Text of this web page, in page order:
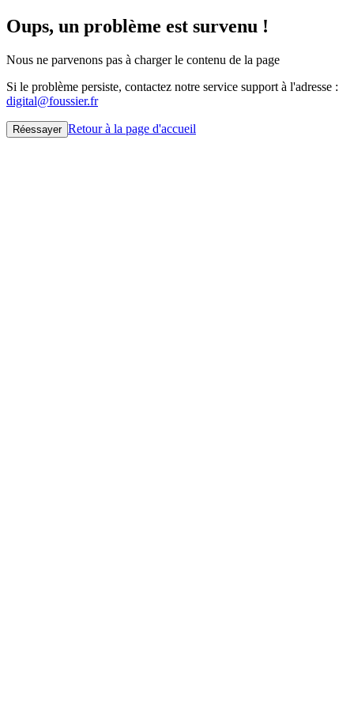
Oups, un problème est survenu !
Nous ne parvenons pas à charger le contenu de la page
Si le problème persiste, contactez notre service support à l'adresse :
digital@foussier.fr
Réessayer Retour à la page d'accueil